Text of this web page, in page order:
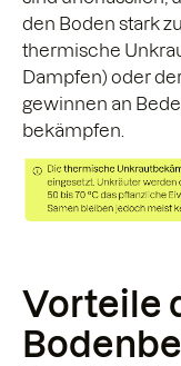
den Boden stark
thermische
Dampfen) oder
gewinnen an
bekämpfen.
Vorteile